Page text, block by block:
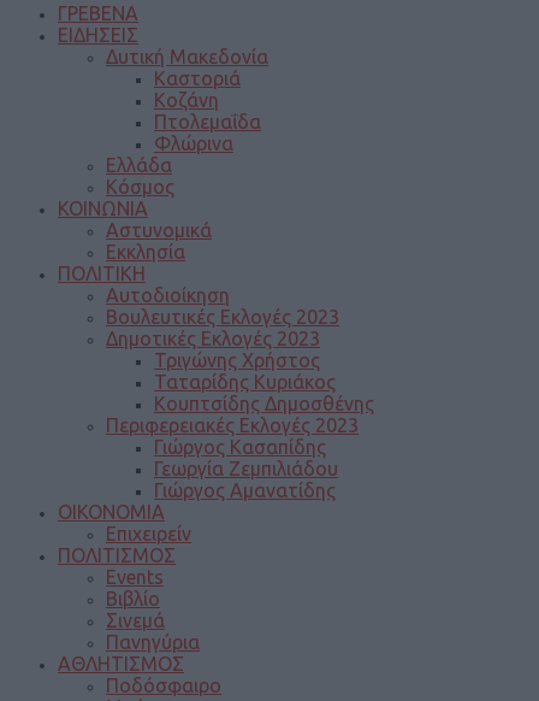
ΓΡΕΒΕΝΑ
ΕΙΔΗΣΕΙΣ
Δυτική Μακεδονία
Καστοριά
Κοζάνη
Πτολεμαΐδα
Φλώρινα
Ελλάδα
Κόσμος
ΚΟΙΝΩΝΙΑ
Αστυνομικά
Εκκλησία
ΠΟΛΙΤΙΚΗ
Αυτοδιοίκηση
Βουλευτικές Εκλογές 2023
Δημοτικές Εκλογές 2023
Τριγώνης Χρήστος
Ταταρίδης Κυριάκος
Κουπτσίδης Δημοσθένης
Περιφερειακές Εκλογές 2023
Γιώργος Κασαπίδης
Γεωργία Ζεμπιλιάδου
Γιώργος Αμανατίδης
ΟΙΚΟΝΟΜΙΑ
Επιχειρείν
ΠΟΛΙΤΙΣΜΟΣ
Events
Βιβλίο
Σινεμά
Πανηγύρια
ΑΘΛΗΤΙΣΜΟΣ
Ποδόσφαιρο